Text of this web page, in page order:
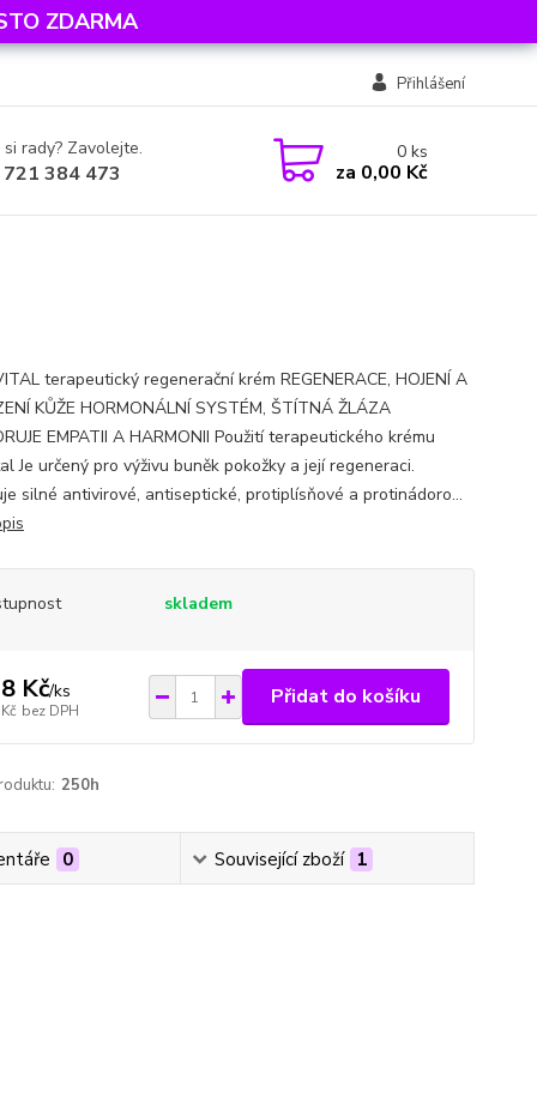
ZDARMA
Přihlášení
rady? Zavolejte.
384 473
0ks
za 0,00 Kč
terapeutický regenerační krém REGENERACE, HOJENÍ A
KŮŽE HORMONÁLNÍ SYSTÉM, ŠTÍTNÁ ŽLÁZA
EMPATII A HARMONII Použití terapeutického krému
Je určený pro výživu buněk pokožky a její regeneraci.
silné antivirové, antiseptické, protiplísňové a protinádoro...
skladem
Kč/ks
bez DPH
Přidat do košíku
250h
0 Související zboží 1